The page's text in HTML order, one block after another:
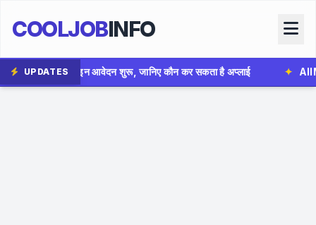
COOLJOBINFO
UPDATES
जानिए कौन कर सकता है अप्लाई ✦ AIIMS Bhopal Group B